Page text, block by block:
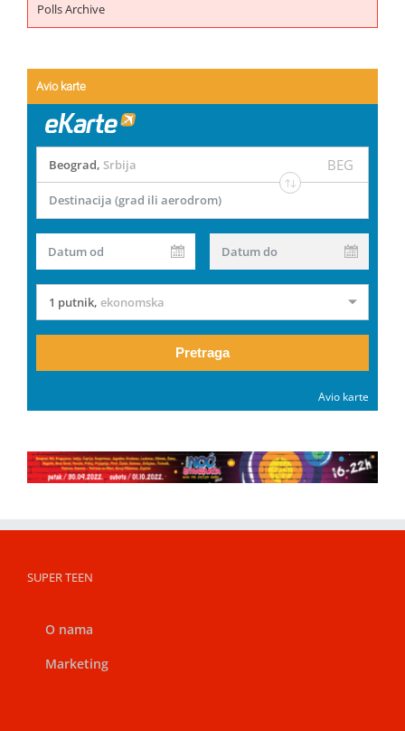
Polls Archive
Avio karte
Beograd, Srbija BEG
Destinacija (grad ili aerodrom)
Datum od Datum do
1 putnik, ekonomska
Pretraga
Avio karte
SUPER TEEN
O nama
Marketing